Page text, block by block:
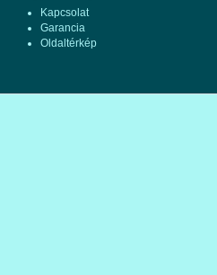
Kapcsolat
Garancia
Oldaltérkép